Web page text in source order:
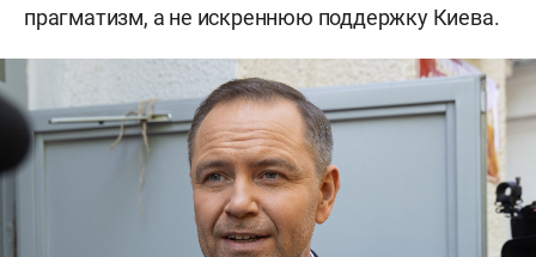
прагматизм, а не искреннюю поддержку Киева.